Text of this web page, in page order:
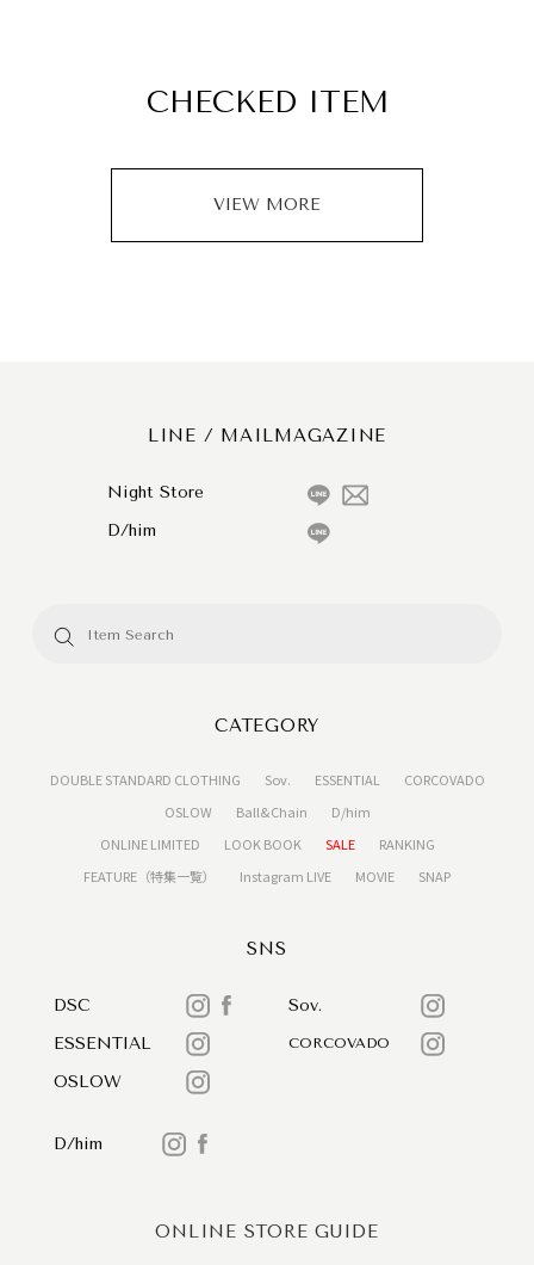
CHECKED ITEM
VIEW MORE
LINE / MAILMAGAZINE
Night Store
D/him
CATEGORY
DOUBLE STANDARD CLOTHING Sov. ESSENTIAL
CORCOVADO
OSLOW
Ball&Chain
D/him
ONLINE LIMITED
LOOK BOOK SALE
RANKING
FEATURE（特集一覧）
Instagram LIVE MOVIE SNAP
SNS
DSC
Sov.
ESSENTIAL
CORCOVADO
OSLOW
D/him
ONLINE STORE GUIDE